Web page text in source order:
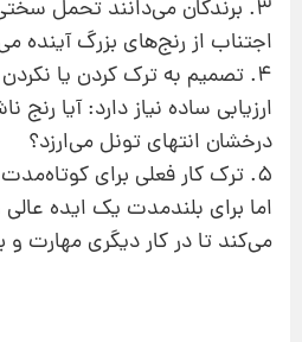
3. برندگان می‌دانند تحمل
اجتناب از رنج‌های بزرگ آینده
4. تصمیم به ترک کردن یا
ارزیابی ساده نیاز دارد: آیا
درخشان انتهای تونل می‌ارزد؟
5. ترک کار فعلی برای
اما برای بلندمدت یک ایده عالی
می‌کند تا در کار دیگری مهارت